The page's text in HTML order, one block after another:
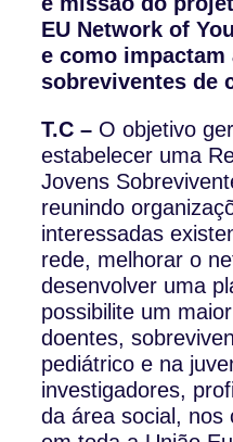
EU Network of
e como impactam
sobreviventes de
T.C – O objetivo
estabelecer uma
Jovens
reunindo
interessadas
rede, melhorar o
desenvolver uma
possibilite um
doentes,
pediátrico e na
investigadores,
da área social, nos